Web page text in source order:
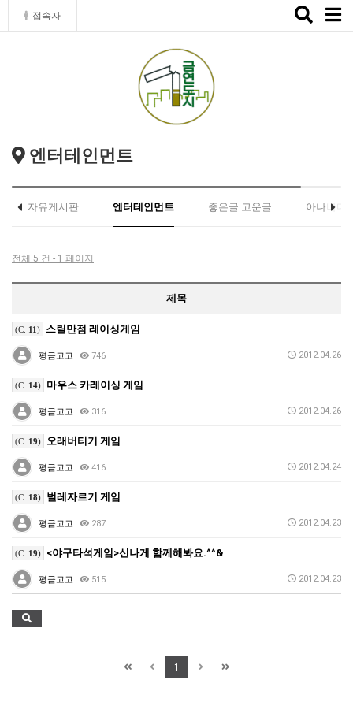
접속자
Toggle
엔터테인먼트
자유게시판 엔터테인먼트 좋은글 고운글 아나바다
전체 5 건 - 1 페이지
제목
(C. 11) 스릴만점 레이싱게임
평금고고 746 2012.04.26
(C. 14) 마우스 카레이싱 게임
평금고고 316 2012.04.26
(C. 19) 오래버티기 게임
평금고고 416 2012.04.24
(C. 18) 벌레자르기 게임
평금고고 287 2012.04.23
(C. 19) <야구타석게임>신나게 함께해봐요.^^&
평금고고 515 2012.04.23
1